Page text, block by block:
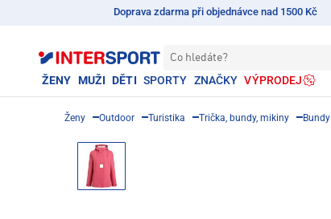
Doprava zdarma při objednávce nad 1500 Kč
Co hledáte?
ŽENY MUŽI DĚTI SPORTY ZNAČKY VÝPRODEJ
Ženy Outdoor Turistika Trička, bundy, mikiny Bundy